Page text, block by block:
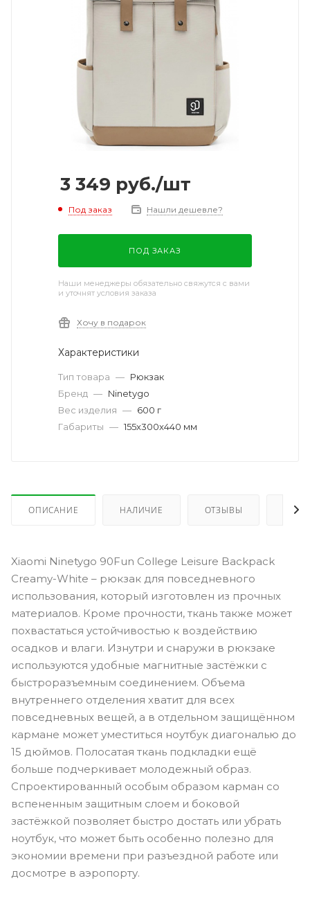
3 349 руб./шт
Под заказ Нашли дешевле?
ПОД ЗАКАЗ
Наши менеджеры обязательно свяжутся с вами
и уточнят условия заказа
Хочу в подарок
Характеристики
Тип товара — Рюкзак
Бренд — Ninetygo
Вес изделия — 600 г
Габариты — 155x300x440 мм
ОПИСАНИЕ НАЛИЧИЕ ОТЗЫВЫ КАК
Xiaomi Ninetygo 90Fun College Leisure Backpack
Creamy-White – рюкзак для повседневного
использования, который изготовлен из прочных
материалов. Кроме прочности, ткань также может
похвастаться устойчивостью к воздействию
осадков и влаги. Изнутри и снаружи в рюкзаке
используются удобные магнитные застёжки с
быстроразъемным соединением. Объема
внутреннего отделения хватит для всех
повседневных вещей, а в отдельном защищённом
кармане может уместиться ноутбук диагональю до
15 дюймов. Полосатая ткань подкладки ещё
больше подчеркивает молодежный образ.
Спроектированный особым образом карман со
вспененным защитным слоем и боковой
застёжкой позволяет быстро достать или убрать
ноутбук, что может быть особенно полезно для
экономии времени при разъездной работе или
досмотре в аэропорту.